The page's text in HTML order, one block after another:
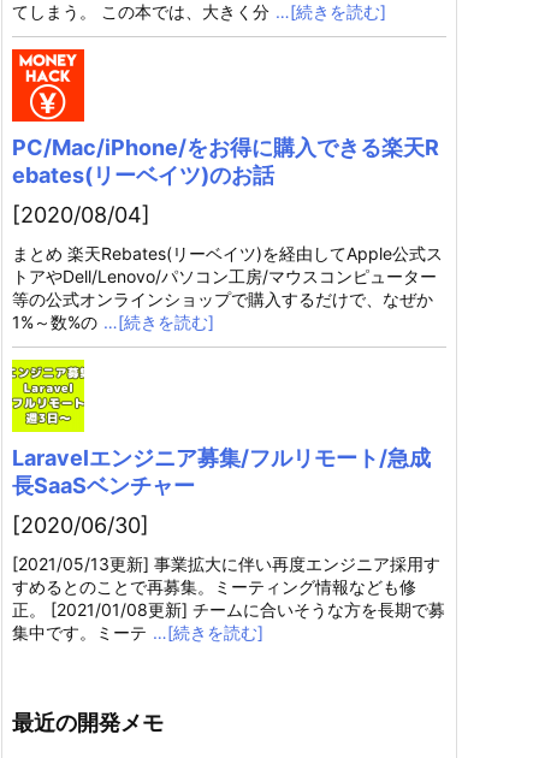
てしまう。 この本では、大きく分 …[続きを読む]
PC/Mac/iPhone/をお得に購入できる楽天R
ebates(リーベイツ)のお話
[2020/08/04]
まとめ 楽天Rebates(リーベイツ)を経由してApple公式ス
トアやDell/Lenovo/パソコン工房/マウスコンピューター
等の公式オンラインショップで購入するだけで、なぜか
1%～数%の …[続きを読む]
Laravelエンジニア募集/フルリモート/急成
長SaaSベンチャー
[2020/06/30]
[2021/05/13更新] 事業拡大に伴い再度エンジニア採用す
すめるとのことで再募集。ミーティング情報なども修
正。 [2021/01/08更新] チームに合いそうな方を長期で募
集中です。ミーテ …[続きを読む]
最近の開発メモ